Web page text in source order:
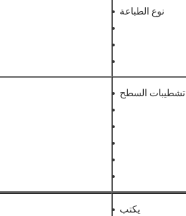
نوع الطباعة
تشطيبات السطح
يكتب